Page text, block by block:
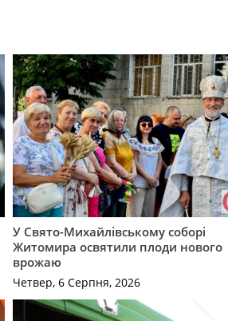
У Свято-Михайлівському соборі
Житомира освятили плоди нового
врожаю
Четвер, 6 Серпня, 2026